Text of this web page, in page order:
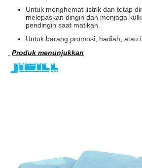
Untuk menghemat listrik dan tetap
melepaskan dingin dan menjaga
pendingin saat matikan.
Untuk barang promosi, hadiah, atau
Produk menunjukkan